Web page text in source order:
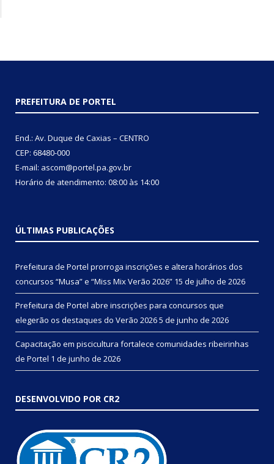
PREFEITURA DE PORTEL
End.: Av. Duque de Caxias – CENTRO
CEP: 68480-000
E-mail: ascom@portel.pa.gov.br
Horário de atendimento: 08:00 às 14:00
ÚLTIMAS PUBLICAÇÕES
Prefeitura de Portel prorroga inscrições e altera horários dos
concursos “Musa” e “Miss Mix Verão 2026” 15 de julho de 2026
Prefeitura de Portel abre inscrições para concursos que
elegerão os destaques do Verão 20265 de junho de 2026
Capacitação em piscicultura fortalece comunidades ribeirinhas
de Portel 1 de junho de 2026
DESENVOLVIDO POR CR2